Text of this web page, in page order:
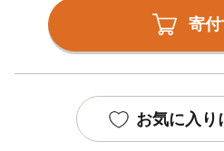
寄
お気に入り